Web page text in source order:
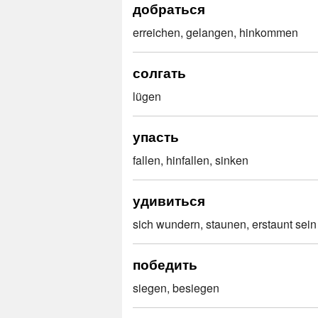
добраться
erreichen, gelangen, hinkommen
солгать
lügen
упасть
fallen, hinfallen, sinken
удивиться
sich wundern, staunen, erstaunt sein
победить
siegen, besiegen